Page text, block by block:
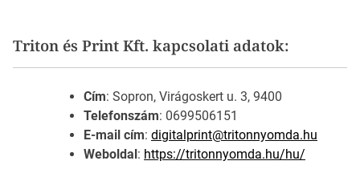
Triton és Print Kft. kapcsolati adatok:
Cím: Sopron, Virágoskert u. 3, 9400
Telefonszám: 0699506151
E-mail cím: digitalprint@tritonnyomda.hu
Weboldal : https://tritonnyomda.hu/hu/